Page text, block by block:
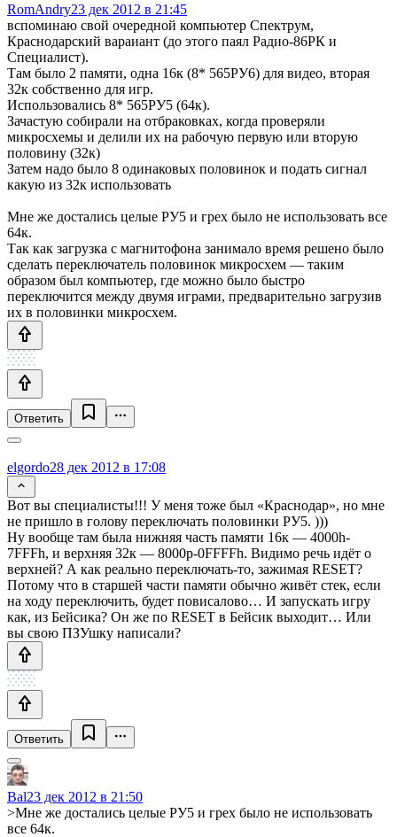
RomAndry23 дек 2012 в 21:45
вспоминаю свой очередной компьютер Спектрум,
Краснодарский вараиант (до этого паял Радио-86РК и
Специалист).
Там было 2 памяти, одна 16к (8* 565РУ6) для видео, вторая
32к собственно для игр.
Использовались 8* 565РУ5 (64к).
Зачастую собирали на отбраковках, когда проверяли
микросхемы и делили их на рабочую первую или вторую
половину (32к)
Затем надо было 8 одинаковых половинок и подать сигнал
какую из 32к использовать
Мне же достались целые РУ5 и грех было не использовать все
64к.
Так как загрузка с магнитофона занимало время решено было
сделать переключатель половинок микросхем — таким
образом был компьютер, где можно было быстро
переключится между двумя играми, предварительно загрузив
их в половинки микросхем.
Ответить
elgordo28 дек 2012 в 17:08
Вот вы специалисты!!! У меня тоже был «Краснодар», но мне
не пришло в голову переключать половинки РУ5. )))
Ну вообще там была нижняя часть памяти 16к — 4000h-
7FFFh, и верхняя 32к — 8000р-0FFFFh. Видимо речь идёт о
верхней? А как реально переключать-то, зажимая RESET?
Потому что в старшей части памяти обычно живёт стек, если
на ходу переключить, будет повисалово… И запускать игру
как, из Бейсика? Он же по RESET в Бейсик выходит… Или
вы свою ПЗУшку написали?
Ответить
Bal23 дек 2012 в 21:50
>Мне же достались целые РУ5 и грех было не использовать
все 64к.